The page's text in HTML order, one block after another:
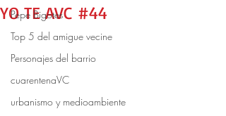
Pepe Bigotes
Top 5 del amigue vecine
Personajes del barrio
cuarentenaVC
urbanismo y medioambiente
YO TE AVC #44